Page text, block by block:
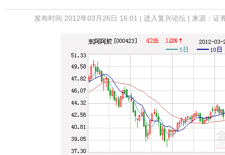
发布时间:2012年03月26日 16:01 | 进入复兴论坛| 来源：证